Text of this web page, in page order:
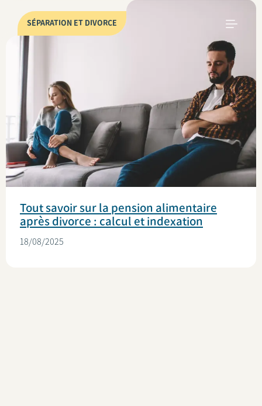
SÉPARATION ET DIVORCE
Tout savoir sur la pension alimentaire
après divorce : calcul et indexation
18/08/2025